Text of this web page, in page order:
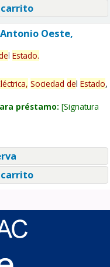
Oeste,
l Estado.
Sociedad del Estado,
préstamo: Signatura